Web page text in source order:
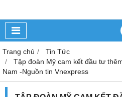
Trang chủ
Tin Tức
Tập đoàn Mỹ cam kết đầu tư
Nam -Nguồn tin Vnexpress